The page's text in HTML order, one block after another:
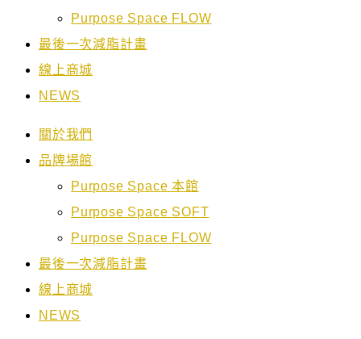
Purpose Space FLOW
最後一次減脂計畫
線上商城
NEWS
關於我們
品牌場館
Purpose Space 本館
Purpose Space SOFT
Purpose Space FLOW
最後一次減脂計畫
線上商城
NEWS